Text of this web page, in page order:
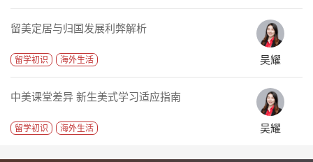
留美定居与归国发展利弊解析
留学初识 海外生活 吴耀
中美课堂差异 新生美式学习适应指南
留学初识 海外生活 吴耀